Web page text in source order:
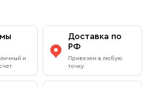
и
Доставка по
РФ
Привезем в любую
точку